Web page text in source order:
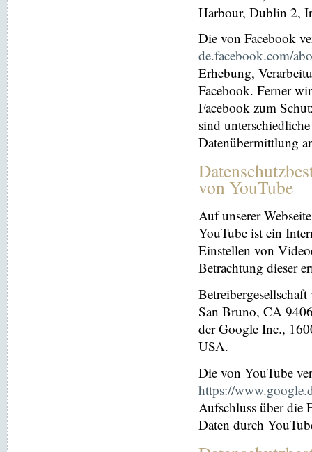
Harbour, Dublin 2,
Die von Facebook
de.facebook.com/
Erhebung,
Facebook. Ferner
Facebook zum
sind
Datenübermittlung
von YouTube
Auf unserer
YouTube ist ein
Einstellen von
Betrachtung dieser
San Bruno, CA
der Google Inc.,
USA.
Die von YouTube
https://
Aufschluss über die
Daten durch